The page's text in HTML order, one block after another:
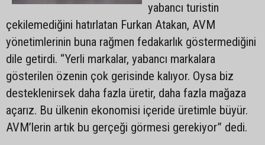
yabancı turistin
çekilemediğini hatırlatan Furkan Atakan, AVM
yönetimlerinin buna rağmen fedakarlık göstermediğini
dile getirdi. “Yerli markalar, yabancı markalara
gösterilen özenin çok gerisinde kalıyor. Oysa biz
desteklenirsek daha fazla üretir, daha fazla mağaza
açarız. Bu ülkenin ekonomisi içeride üretimle büyür.
AVM’lerin artık bu gerçeği görmesi gerekiyor” dedi.